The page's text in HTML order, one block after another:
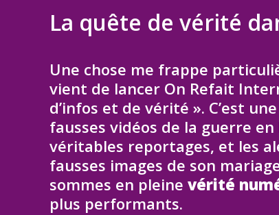
La quête de vérité
Une chose me frappe
vient de lancer On Refait
d’infos et de vérité ». C’est
fausses vidéos de la guerre
véritables reportages, et les
fausses images de son
sommes en pleine vérité
plus performants.